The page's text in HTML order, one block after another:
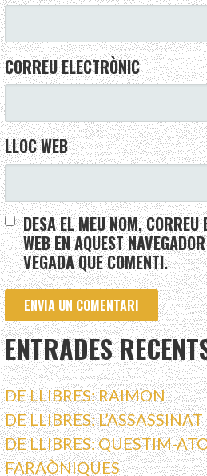
CORREU ELECTRÒNIC
LLOC WEB
DESA EL MEU NOM, CORREU
WEB EN AQUEST
VEGADA QUE COMENTI.
ENTRADES
DE LLIBRES: RAIMON
DE LLIBRES:
DE LLIBRES: QUESTIM-
FARAÒNIQUES